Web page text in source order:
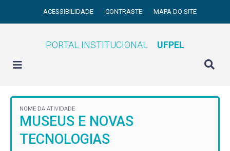
ACESSIBILIDADE CONTRASTE MAPA DO SITE
PORTAL INSTITUCIONAL UFPEL
NOME DA ATIVIDADE
MUSEUS E NOVAS
TECNOLOGIAS